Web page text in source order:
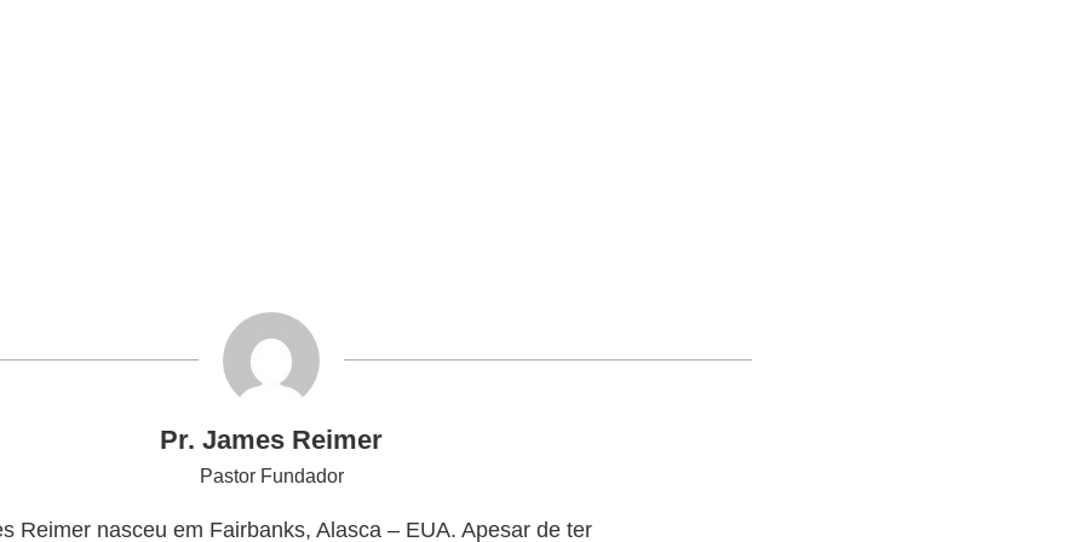
Pr. James Reimer
Pastor Fundador
Reimer nasceu em Fairbanks, Alasca – EUA. Apesar de ter